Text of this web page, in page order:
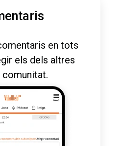
en tots
els dels altres